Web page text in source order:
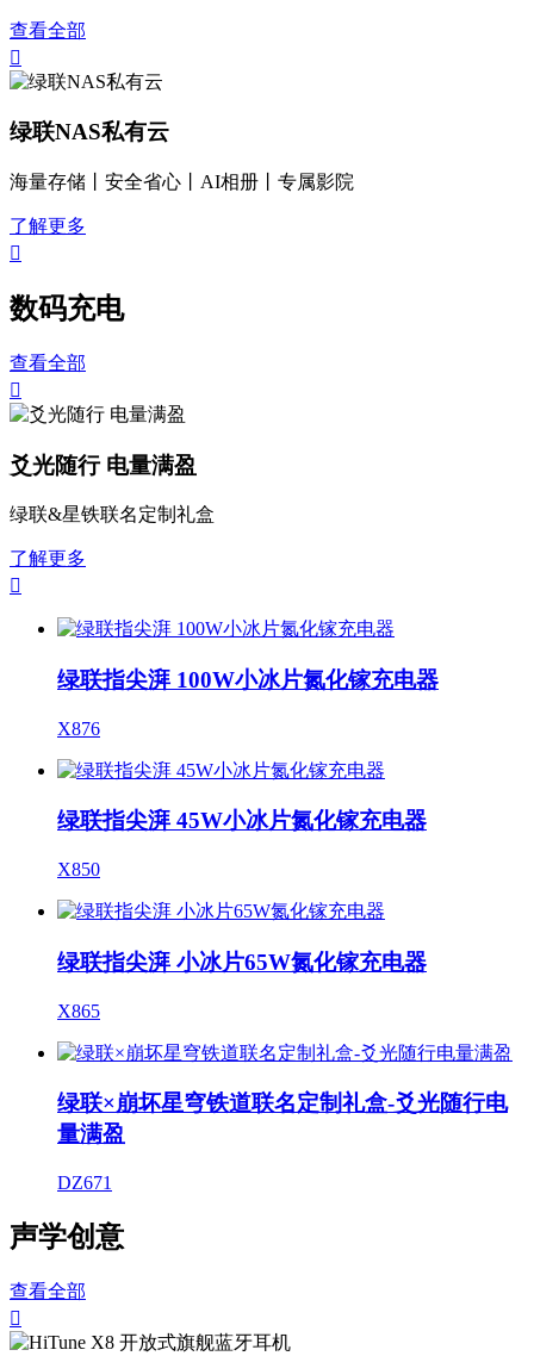
查看全部

绿联NAS私有云
海量存储丨安全省心丨AI相册丨专属影院
了解更多

数码充电
查看全部

爻光随行 电量满盈
绿联&星铁联名定制礼盒
了解更多

绿联指尖湃 100W小冰片氮化镓充电器
X876
绿联指尖湃 45W小冰片氮化镓充电器
X850
绿联指尖湃 小冰片65W氮化镓充电器
X865
绿联×崩坏星穹铁道联名定制礼盒-爻光随行电
量满盈
DZ671
声学创意
查看全部
